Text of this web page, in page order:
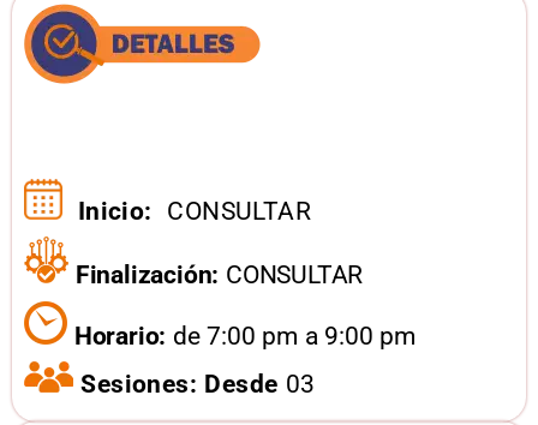
Inicio: CONSULTAR
Finalización: CONSULTAR
Horario: de 7:00 pm a 9:00 pm
Sesiones: Desde 03